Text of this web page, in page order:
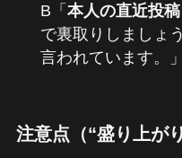
B「 本人の直近投
で裏取りしましょ
言われています。」
注意点（“盛り上が